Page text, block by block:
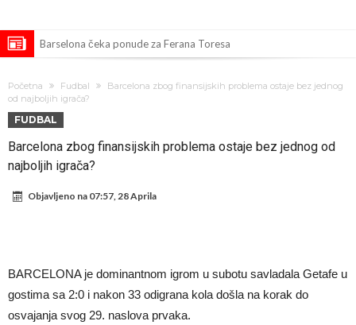
Barselona čeka ponude za Ferana Toresa
dao ponudu
Osimen se opet nudi, šta kažete za ovu rokadu?
Španci uvode nova pravila ove sezone
Sada je jasno zašto je došao: “Luda” klauzula iz Salahovog ugovora s
historiji!
Početna Fudbal
Barcelona zbog finansijskih problema ostaje bez jednog
od najboljih igrača?
FUDBAL
Barcelona zbog finansijskih problema ostaje bez jednog od
najboljih igrača?
Objavljeno na 07:57, 28 Aprila
BARCELONA je dominantnom igrom u subotu savladala Getafe u
gostima sa 2:0 i nakon 33 odigrana kola došla na korak do
osvajanja svog 29. naslova prvaka.